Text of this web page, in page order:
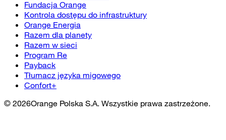
Fundacja Orange
Kontrola dostępu do infrastruktury
Orange Energia
Razem dla planety
Razem w sieci
Program Re
Payback
Tłumacz języka migowego
Confort+
© 2026Orange Polska S.A. Wszystkie prawa zastrzeżone.